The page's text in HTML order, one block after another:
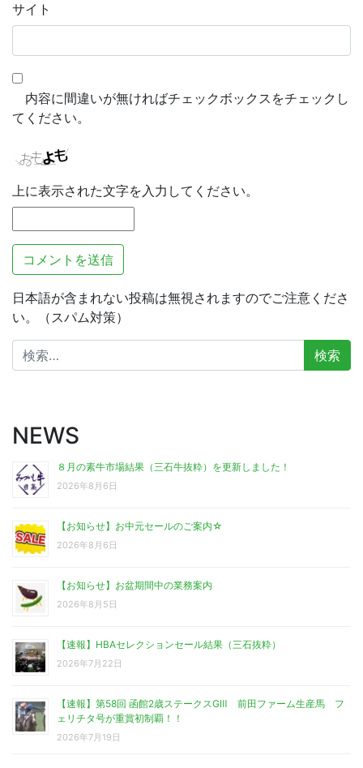
サイト
内容に間違いが無ければチェックボックスをチェックし
てください。
上に表示された文字を入力してください。
日本語が含まれない投稿は無視されますのでご注意くださ
い。（スパム対策）
検
索:
NEWS
８月の素牛市場結果（三石牛抜粋）を更新しました！
2026年8月6日
【お知らせ】お中元セールのご案内☆
2026年8月6日
【お知らせ】お盆期間中の業務案内
2026年8月5日
【速報】HBAセレクションセール結果（三石抜粋）
2026年7月22日
【速報】第58回 函館2歳ステークスGⅢ 前田ファーム生産馬 フ
ェリチタ号が重賞初制覇！！
2026年7月19日